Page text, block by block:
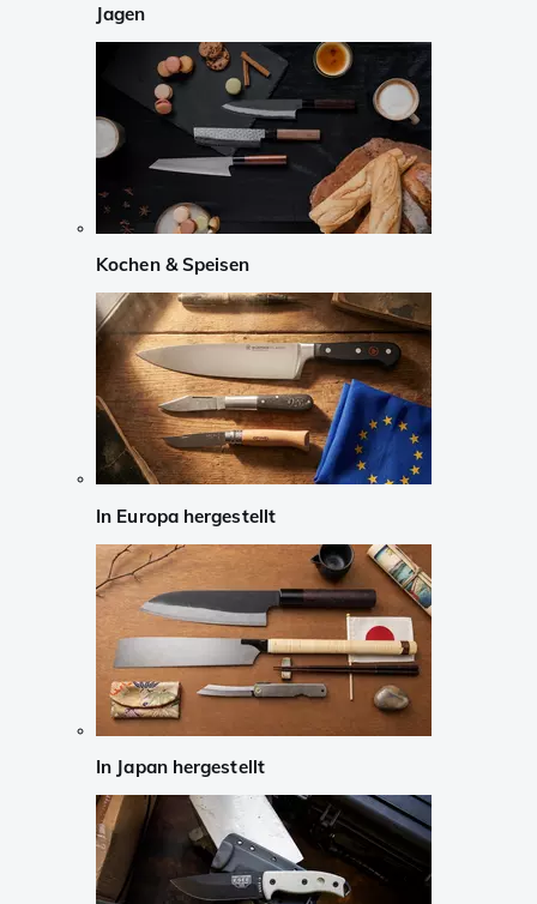
Jagen
Kochen & Speisen
In Europa hergestellt
In Japan hergestellt